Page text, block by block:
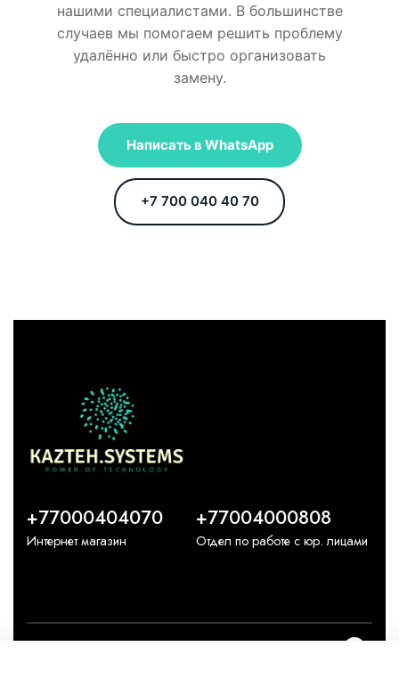
нашими специалистами. В большинстве
случаев мы помогаем решить проблему
удалённо или быстро организовать
замену.
Написать в WhatsApp
+7 700 040 40 70
+77000404070
Интернет магазин
+77004000808
Отдел по работе с юр. лицами